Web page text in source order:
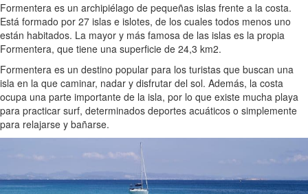
Formentera es un archipiélago de pequeñas islas frente a la costa.
Está formado por 27 islas e islotes, de los cuales todos menos uno
están habitados. La mayor y más famosa de las islas es la propia
Formentera, que tiene una superficie de 24,3 km2.
Formentera es un destino popular para los turistas que buscan una
isla en la que caminar, nadar y disfrutar del sol. Además, la costa
ocupa una parte importante de la isla, por lo que existe mucha playa
para practicar surf, determinados deportes acuáticos o simplemente
para relajarse y bañarse.